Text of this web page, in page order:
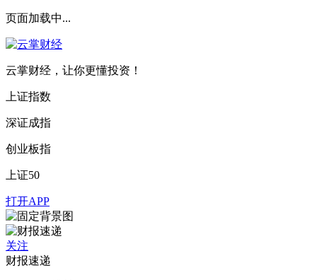
页面加载中...
云掌财经，让你更懂投资！
上证指数
深证成指
创业板指
上证50
打开APP
关注
财报速递